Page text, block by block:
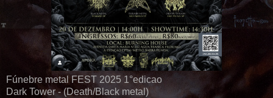
Fúnebre metal FEST 2025 1°edicao
Dark Tower - (Death/Black metal)